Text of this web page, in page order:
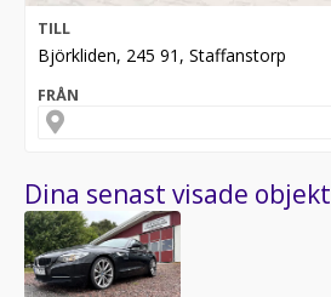
TILL
Björkliden, 245 91, Staffanstorp
FRÅN
Dina senast visade objekt